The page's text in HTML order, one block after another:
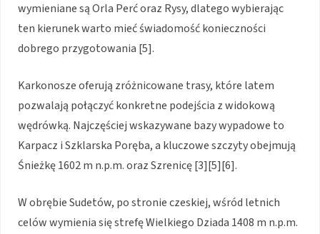
wymieniane są Orla Perć oraz Rysy, dlatego wybierając
ten kierunek warto mieć świadomość konieczności
dobrego przygotowania [5].
Karkonosze oferują zróżnicowane trasy, które latem
pozwalają połączyć konkretne podejścia z widokową
wędrówką. Najczęściej wskazywane bazy wypadowe to
Karpacz i Szklarska Poręba, a kluczowe szczyty obejmują
Śnieżkę 1602 m n.p.m. oraz Szrenicę [3][5][6].
W obrębie Sudetów, po stronie czeskiej, wśród letnich
celów wymienia się strefę Wielkiego Dziada 1408 m n.p.m.